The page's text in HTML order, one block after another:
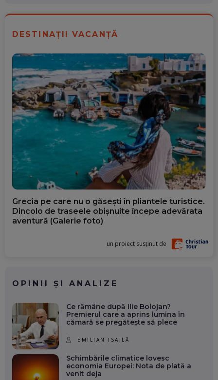
DESTINAȚII VACANȚĂ
Grecia pe care nu o găsești în pliantele turistice.
Dincolo de traseele obișnuite începe adevărata
aventură (Galerie foto)
un proiect susținut de
OPINII ȘI ANALIZE
Ce rămâne după Ilie Bolojan?
Premierul care a aprins lumina în
cămară se pregătește să plece
EMILIAN ISAILĂ
Schimbările climatice lovesc
economia Europei: Nota de plată a
venit deja